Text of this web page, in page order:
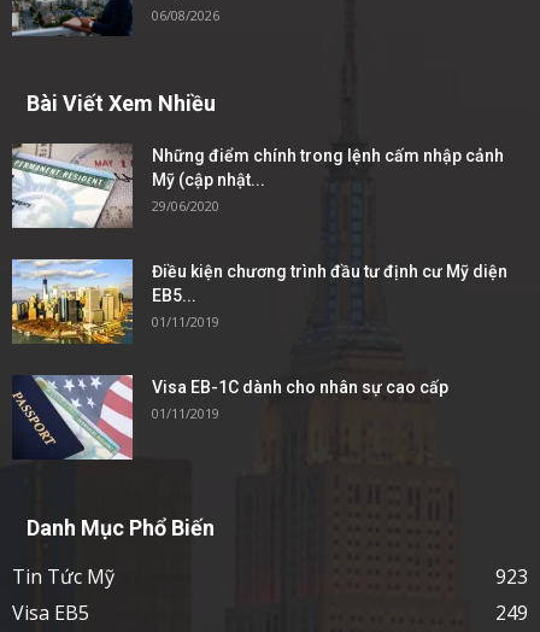
06/08/2026
Bài Viết Xem Nhiều
Những điểm chính trong lệnh cấm nhập cảnh
Mỹ (cập nhật...
29/06/2020
Điều kiện chương trình đầu tư định cư Mỹ diện
EB5...
01/11/2019
Visa EB-1C dành cho nhân sự cao cấp
01/11/2019
Danh Mục Phổ Biến
Tin Tức Mỹ
923
Visa EB5
249